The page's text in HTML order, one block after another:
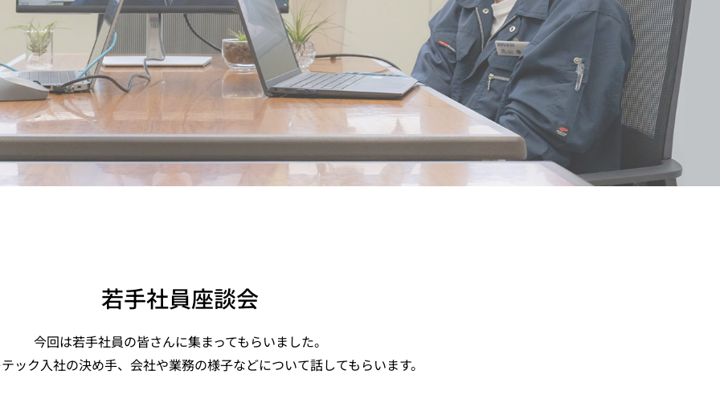
若手社員座談会
今回は若手社員の皆さんに集まってもらいました。
ック入社の決め手、会社や業務の様子などについて話してもらいます。